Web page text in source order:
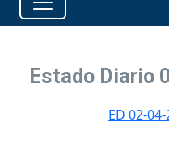
Estado Diario
ED 02-